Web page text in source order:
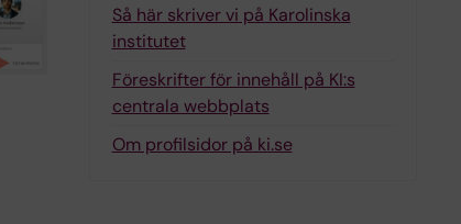
Så här skriver vi på Karolinska
institutet
Föreskrifter för innehåll på KI:s
centrala webbplats
Om profilsidor på ki.se